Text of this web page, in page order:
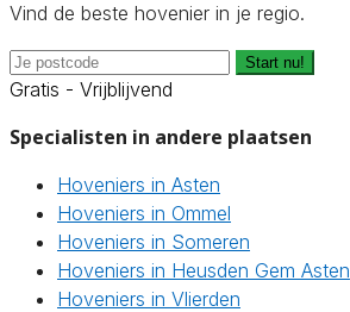
Vind de beste hovenier in je regio.
Start nu!
Gratis - Vrijblijvend
Specialisten in andere plaatsen
Hoveniers in Asten
Hoveniers in Ommel
Hoveniers in Someren
Hoveniers in Heusden Gem Asten
Hoveniers in Vlierden